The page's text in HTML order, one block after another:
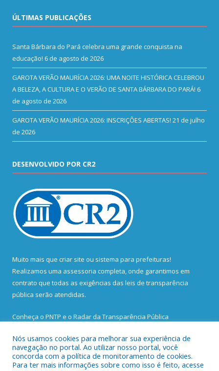
ÚLTIMAS PUBLICAÇÕES
Santa Bárbara do Pará celebra uma grande conquista na
educação! 6 de agosto de 2026
GAROTA VERÃO MAURÍCIA 2026: UMA NOITE HISTÓRICA CELEBROU
A BELEZA, A CULTURA E O VERÃO DE SANTA BÁRBARA DO PARÁ! 6
de agosto de 2026
GAROTA VERÃO MAURÍCIA 2026: INSCRIÇÕES ABERTAS! 21 de julho
de 2026
DESENVOLVIDO POR CR2
Muito mais que criar site ou sistema para prefeituras!
Realizamos uma assessoria completa, onde garantimos em
contrato que todas as exigências das leis de transparência
pública serão atendidas.
Conheça o PNTP e o Radar da Transparência Pública
Todos os direitos reservados a Prefeitura Municipal de Santa
Nós usamos cookies para melhorar sua experiência de
navegação no portal. Ao utilizar nosso portal, você
concorda com a política de monitoramento de cookies.
Para ter mais informações sobre como isso é feito, acesse